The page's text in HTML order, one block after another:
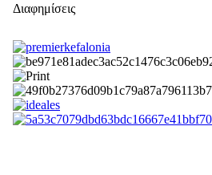
Διαφημίσεις